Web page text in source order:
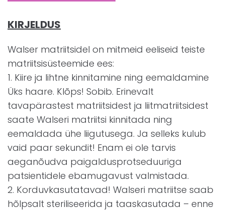
KIRJELDUS
Walser matriitsidel on mitmeid eeliseid teiste
matriitsisüsteemide ees:
1. Kiire ja lihtne kinnitamine ning eemaldamine
Üks haare. Klõps! Sobib. Erinevalt
tavapärastest matriitsidest ja liitmatriitsidest
saate Walseri matriitsi kinnitada ning
eemaldada ühe liigutusega. Ja selleks kulub
vaid paar sekundit! Enam ei ole tarvis
aeganõudva paigaldusprotseduuriga
patsientidele ebamugavust valmistada.
2. Korduvkasutatavad! Walseri matriitse saab
hõlpsalt steriliseerida ja taaskasutada – enne